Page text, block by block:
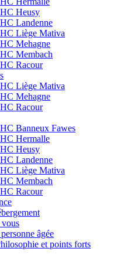
Heusy
Landenne
Liège Mativa
Mehagne
Membach
Racour
Liège Mativa
Mehagne
Racour
Banneux Fawes
Hermalle
Heusy
Landenne
Liège Mativa
Membach
Racour
vous
âgée
et points forts